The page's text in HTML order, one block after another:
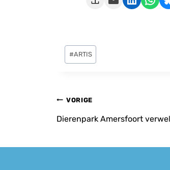
Bericht
tags:
#ARTIS
Bericht
navigatie
VORIGE
Dierenpark Amersfoort